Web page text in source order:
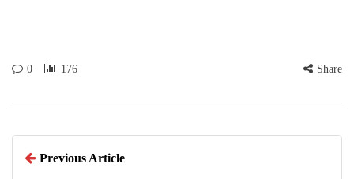
0 176 Share
Previous Article